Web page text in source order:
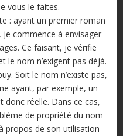
vous le faites.
: ayant un premier roman
je commence à envisager
Ce faisant, je vérifie
le nom n’exigent pas déjà.
Soit le nom n’existe pas,
ayant, par exemple, un
donc réelle. Dans ce cas,
de propriété du nom
propos de son utilisation